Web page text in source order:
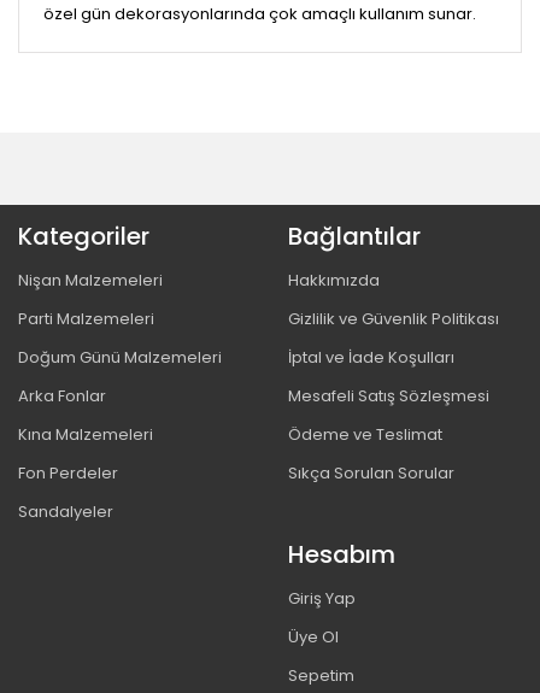
özel gün dekorasyonlarında çok amaçlı kullanım sunar.
Kategoriler
Nişan Malzemeleri
Parti Malzemeleri
Doğum Günü Malzemeleri
Arka Fonlar
Kına Malzemeleri
Fon Perdeler
Sandalyeler
Bağlantılar
Hakkımızda
Gizlilik ve Güvenlik Politikası
İptal ve İade Koşulları
Mesafeli Satış Sözleşmesi
Ödeme ve Teslimat
Sıkça Sorulan Sorular
Hesabım
Giriş Yap
Üye Ol
Sepetim